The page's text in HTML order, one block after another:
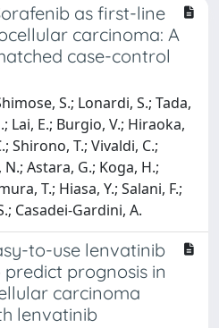
as first-line
carcinoma: A
case-control
S.; Lonardi, S.; Tada,
Lai, E.; Burgio, V.; Hiraoka,
Shirono, T.; Vivaldi, C.;
Astara, G.; Koga, H.;
T.; Hiasa, Y.; Salani, F.;
Casadei-Gardini, A.
to-use lenvatinib
prognosis in
carcinoma
lenvatinib